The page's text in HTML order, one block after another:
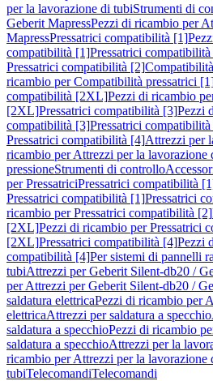
per la lavorazione di tubiStrumenti di
Geberit MapressPezzi di ricambio per
MapressPressatrici compatibilità [1]
compatibilità [1]Pressatrici
Pressatrici compatibilità [2]
ricambio per Compatibilità pressatrici
compatibilità [2XL]Pezzi di ricambio
[2XL]Pressatrici compatibilità [3]Pezzi
compatibilità [3]Pressatrici
Pressatrici compatibilità [4]Attrezzi per
ricambio per Attrezzi per la lavorazione
pressioneStrumenti di controllo
per PressatriciPressatrici compatibilità
Pressatrici compatibilità [1]Pressatrici
ricambio per Pressatrici compatibilità [2]
[2XL]Pezzi di ricambio per Pressatrici
[2XL]Pressatrici compatibilità [4]Pezzi
compatibilità [4]Per sistemi di pannelli
tubiAttrezzi per Geberit Silent-db20 /
per Attrezzi per Geberit Silent-db20 /
saldatura elettricaPezzi di ricambio per
elettricaAttrezzi per saldatura a specchio
saldatura a specchioPezzi di ricambio
saldatura a specchioAttrezzi per la
ricambio per Attrezzi per la lavorazione
tubiTelecomandiTelecomandi